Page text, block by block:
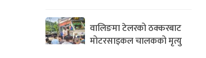
वालिङमा टेलरको ठक्करबाट
मोटरसाइकल चालकको मृत्यु